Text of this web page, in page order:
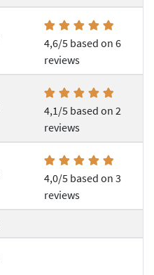
4,6/5 based on 6
reviews
4,1/5 based on 2
reviews
4,0/5 based on 3
reviews